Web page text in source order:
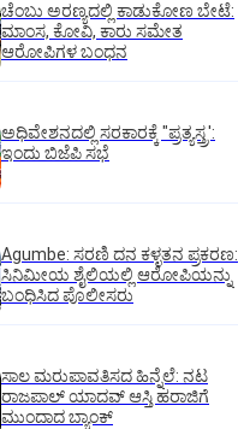
ಚೆಂಬು ಅರಣ್ಯದಲ್ಲಿ ಕಾಡುಕೋಣ ಬೇಟೆ:
ಮಾಂಸ, ಕೋವಿ, ಕಾರು ಸಮೇತ
ಆರೋಪಿಗಳ ಬಂಧನ
ಅಧಿವೇಶನದಲ್ಲಿ ಸರಕಾರಕ್ಕೆ "ಪ್ರತ್ಯಸ್ತ್ರ':
ಇಂದು ಬಿಜೆಪಿ ಸಭೆ
Agumbe: ಸರಣಿ ದನ ಕಳ್ಳತನ ಪ್ರಕರಣ:
ಸಿನಿಮೀಯ ಶೈಲಿಯಲ್ಲಿ ಆರೋಪಿಯನ್ನು
ಬಂಧಿಸಿದ ಪೊಲೀಸರು
ಸಾಲ ಮರುಪಾವತಿಸದ ಹಿನ್ನೆಲೆ: ನಟ
ರಾಜಪಾಲ್ ಯಾದವ್‌ ಆಸ್ತಿ ಹರಾಜಿಗೆ
ಮುಂದಾದ ಬ್ಯಾಂಕ್